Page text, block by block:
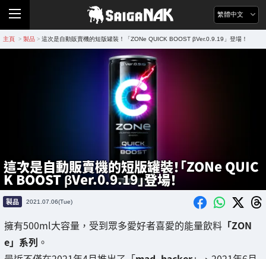
繁體中文
主頁 > 製品 > 這次是自動販賣機的短版罐裝！「ZONe QUICK BOOST βVer.0.9.19」登場！
這次是自動販賣機的短版罐裝！「ZONe QUIC
K BOOST βVer.0.9.19」登場！
製品 2021.07.06(Tue)
擁有500ml大容量，受到眾多愛好者喜愛的能量飲料 「ZON
e」系列 。